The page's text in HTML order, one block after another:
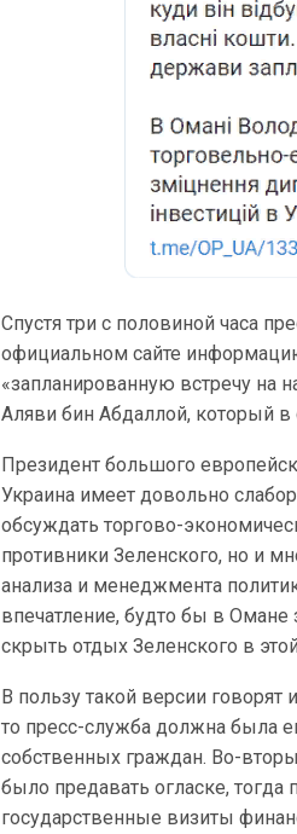
Спустя три с половиной часа
официальном сайте
«запланированную встречу
Аляви бин Абдаллой, который в
Президент большого
Украина имеет довольно
обсуждать торгово-
противники Зеленского, но и
анализа и менеджмента
впечатление, будто бы в Омане
скрыть отдых Зеленского в
В пользу такой версии
то пресс-служба должна была
собственных граждан. Во-
было предавать огласке, тогда
государственные визиты